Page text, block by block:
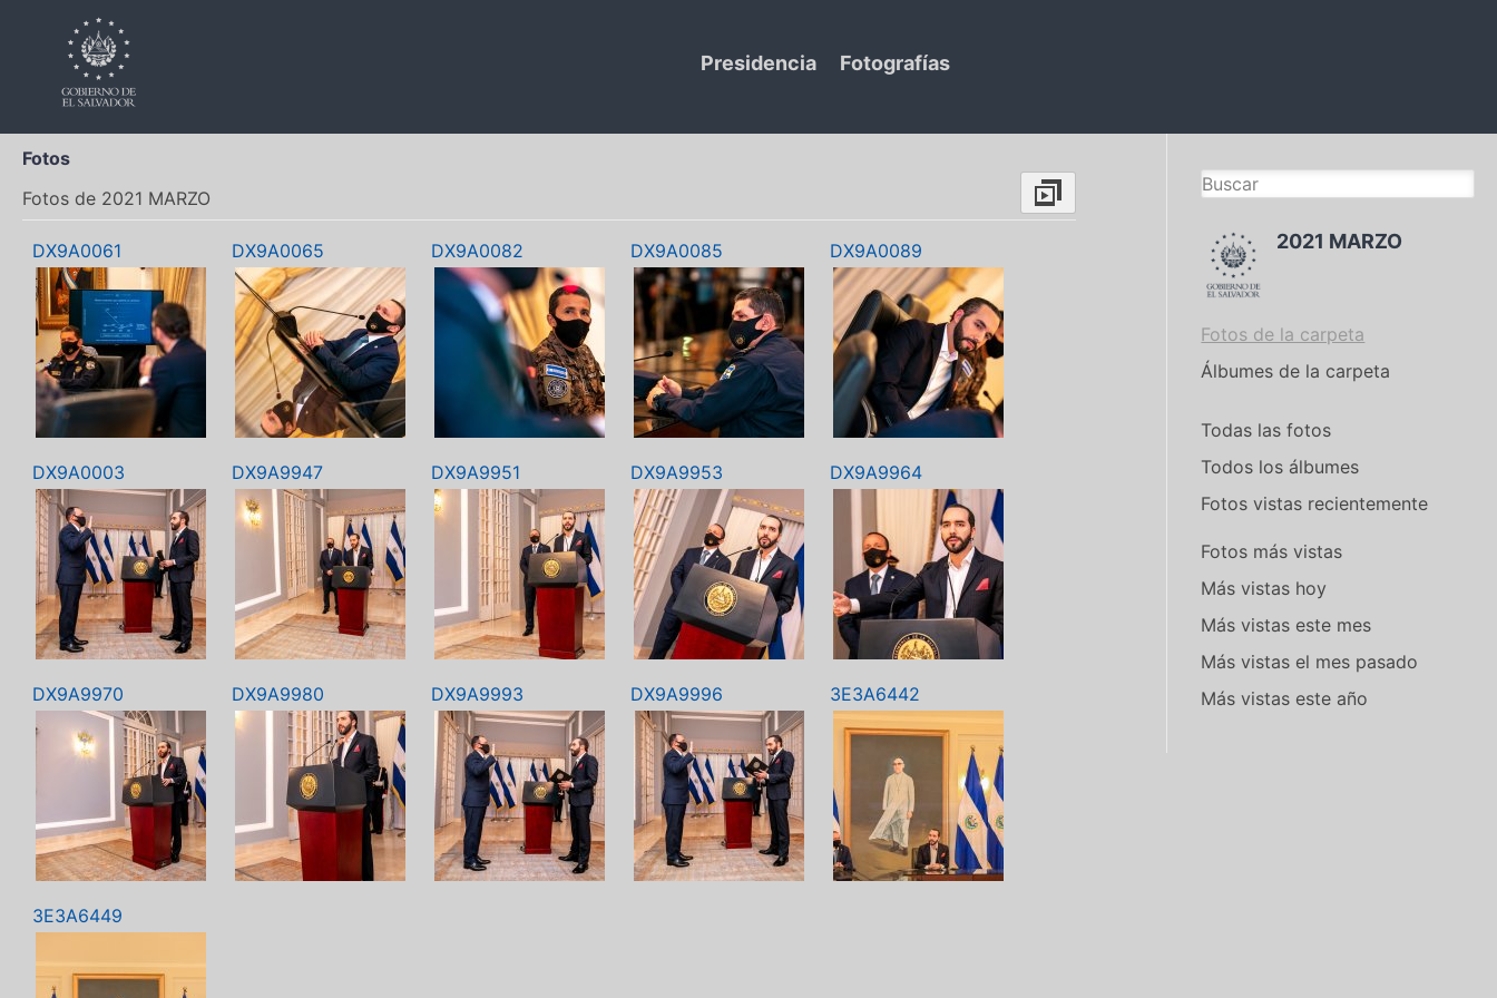
Presidencia Fotografías
Fotos
Fotos de 2021 MARZO
DX9A0061 DX9A0065 DX9A0082 DX9A0085 DX9A0089
DX9A0003 DX9A9947 DX9A9951 DX9A9953 DX9A9964
DX9A9970 DX9A9980 DX9A9993 DX9A9996 3E3A6442
3E3A6449
2021 MARZO
Fotos de la carpeta
Álbumes de la carpeta
Todas las fotos
Todos los álbumes
Fotos vistas recientemente
Fotos más vistas
Más vistas hoy
Más vistas este mes
Más vistas el mes pasado
Más vistas este año